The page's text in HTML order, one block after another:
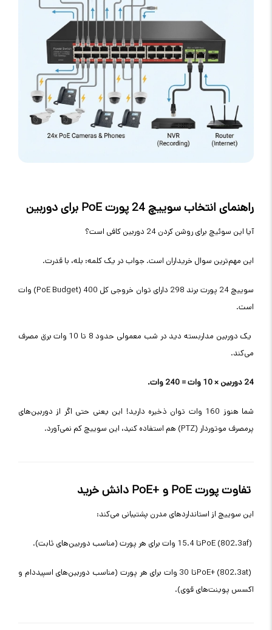
راهنمای انتخاب سوییچ 24 پورت PoE برای دوربین
آیا این سوئیچ برای روشن کردن 24 دوربین کافی است؟
این مهم‌ترین سوال خریداران است. جواب در یک کلمه: بله، با قدرت.
سوییچ 24 پورت برند 298 دارای توان خروجی کل (PoE Budget) 400 وات
است.
یک دوربین مداربسته دید در شب معمولی حدود 8 تا 10 وات برق مصرف
می‌کند.
24 دوربین × 10 وات = 240 وات .
شما هنوز 160 وات توان ذخیره دارید! این یعنی حتی اگر از دوربین‌های
پرمصرف موتوردار (PTZ) هم استفاده کنید، این سوییچ کم نمی‌آورد.
تفاوت پورتPoE و PoE+ دانش خرید
این سوییچ از استانداردهای مدرن پشتیبانی می‌کند:
PoE (802.3af)تا 15.4 وات برای هر پورت (مناسب دوربین‌های ثابت) .
PoE+ (802.3at)
تا 30 وات برای هر پورت (مناسب دوربین‌های اسپیددام و
اکسس پوینت‌های قوی).